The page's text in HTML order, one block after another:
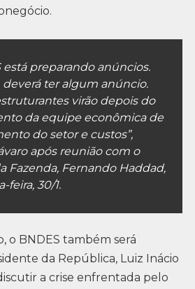
está preparando anúncios.
deverá ter algum anúncio.
virão depois do
da equipe econômica de
do setor e custos”,
após reunião com o
Fazenda, Fernando Haddad,
feira, 30/1.
o BNDES também será
da República, Luiz Inácio
a crise enfrentada pelo